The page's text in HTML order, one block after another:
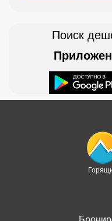
Поиск